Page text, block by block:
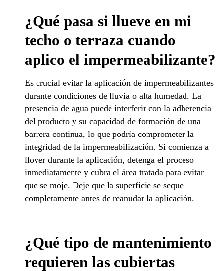
¿Qué pasa si llueve en mi
techo o terraza cuando
aplico el impermeabilizante?
Es crucial evitar la aplicación de impermeabilizantes
durante condiciones de lluvia o alta humedad. La
presencia de agua puede interferir con la adherencia
del producto y su capacidad de formación de una
barrera continua, lo que podría comprometer la
integridad de la impermeabilización. Si comienza a
llover durante la aplicación, detenga el proceso
inmediatamente y cubra el área tratada para evitar
que se moje. Deje que la superficie se seque
completamente antes de reanudar la aplicación.
¿Qué tipo de mantenimiento
requieren las cubiertas